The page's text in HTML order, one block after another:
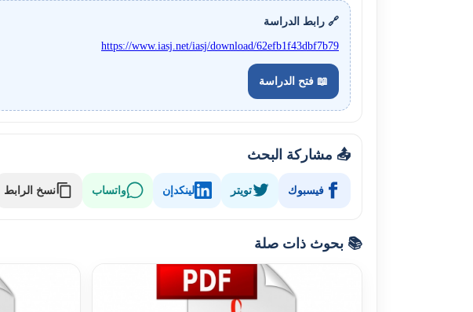
🔗 رابط الدراسة
https://www.iasj.net/iasj/download/62efb1f43dbf7b79
📖 فتح الدراسة
📤 مشاركة البحث
فيسبوك تويتر لينكدإن واتساب نسخ الرابط
📚 بحوث ذات صلة